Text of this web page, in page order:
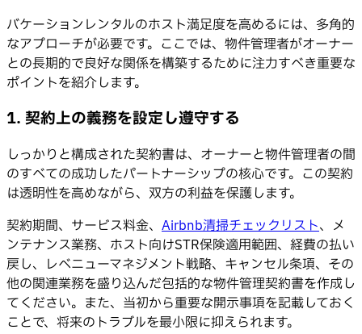
バケーションレンタルのホスト満足度を高めるには、多角的
なアプローチが必要です。ここでは、物件管理者がオーナー
との長期的で良好な関係を構築するために注力すべき重要な
ポイントを紹介します。
1. 契約上の義務を設定し遵守する
しっかりと構成された契約書は、オーナーと物件管理者の間
のすべての成功したパートナーシップの核心です。この契約
は透明性を高めながら、双方の利益を保護します。
契約期間、サービス料金、 Airbnb清掃チェックリスト、メ
ンテナンス業務、ホスト向けSTR保険適用範囲、経費の払い
戻し、レベニューマネジメント戦略、キャンセル条項、その
他の関連業務を盛り込んだ包括的な物件管理契約書を作成し
てください。また、当初から重要な開示事項を記載しておく
ことで、将来のトラブルを最小限に抑えられます。